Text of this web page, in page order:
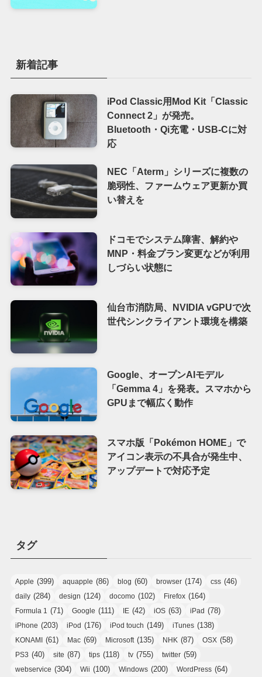
新着記事
iPod Classic用Mod Kit「Classic
Connect 2」が発売。
Bluetooth・Qi充電・USB-Cに対
応
NEC「Aterm」シリーズに複数の
脆弱性、ファームウェア更新か買
い替えを
ドコモでシステム障害、解約や
MNP・料金プラン変更などが利用
しづらい状態に
仙台市消防局、NVIDIA vGPUで次
世代シンクライアント環境を構築
Google、オープンAIモデル
「Gemma 4」を発表。スマホから
GPUまで幅広く動作
スマホ版「Pokémon HOME」で
アイコン表示の不具合が発生中、
アップデートで対応予定
タグ
Apple (399) aquapple (86) blog (60) browser (174) css (46)
daily (284) design (124) docomo (102) Firefox (164)
Formula 1 (71) Google (111) IE (42) iOS (63) iPad (78)
iPhone (203) iPod (176) iPod touch (149) iTunes (138)
KONAMI (61) Mac (69) Microsoft(135) NHK (87) OSX (58)
PS3 (40) site (87) tips (118) tv (755) twitter (59)
webservice (304) Wii (100) Windows (200) WordPress (64)